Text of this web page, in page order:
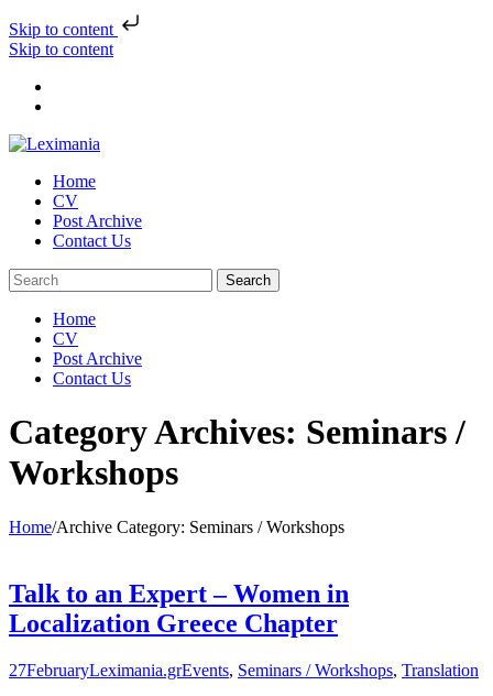
Skip to content
Skip to content
Home
CV
Post Archive
Contact Us
Home
CV
Post Archive
Contact Us
Category Archives: Seminars /
Workshops
Home/Archive Category: Seminars / Workshops
Talk to an Expert – Women in
Localization Greece Chapter
27FebruaryLeximania.grEvents, Seminars / Workshops, Translation